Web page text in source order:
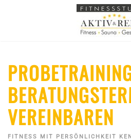
VEREINBAREN
FITNESS MIT PERSÖNLICHKEIT